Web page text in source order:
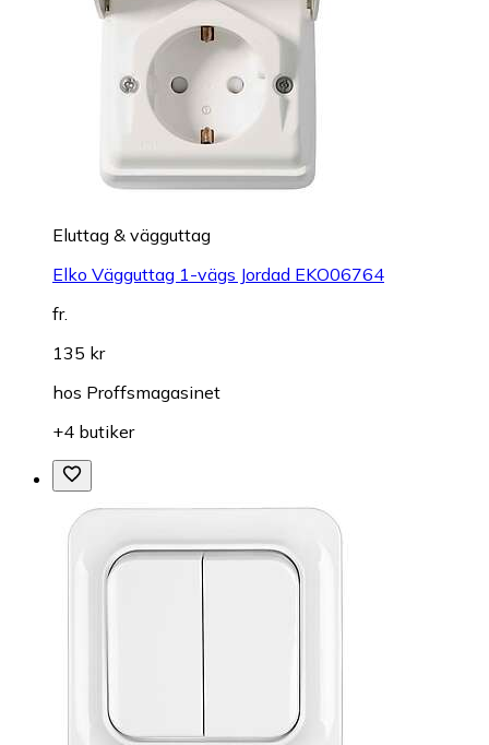
Eluttag & vägguttag
Elko Vägguttag 1-vägs Jordad EKO06764
fr.
135 kr
hos Proffsmagasinet
+4 butiker